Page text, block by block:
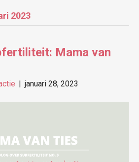
2023
Mama van
| januari 28, 2023